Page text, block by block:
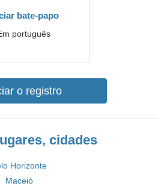
bate-papo
português
o registro
cidades
Horizonte
Maceió